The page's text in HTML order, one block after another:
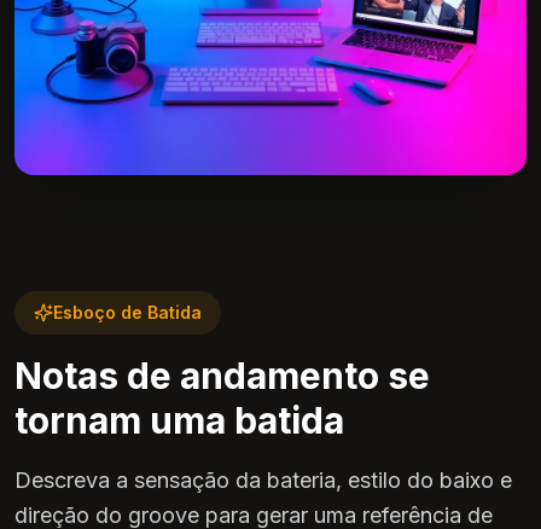
Esboço de Batida
Notas de andamento se
tornam uma batida
Descreva a sensação da bateria, estilo do baixo e
direção do groove para gerar uma referência de